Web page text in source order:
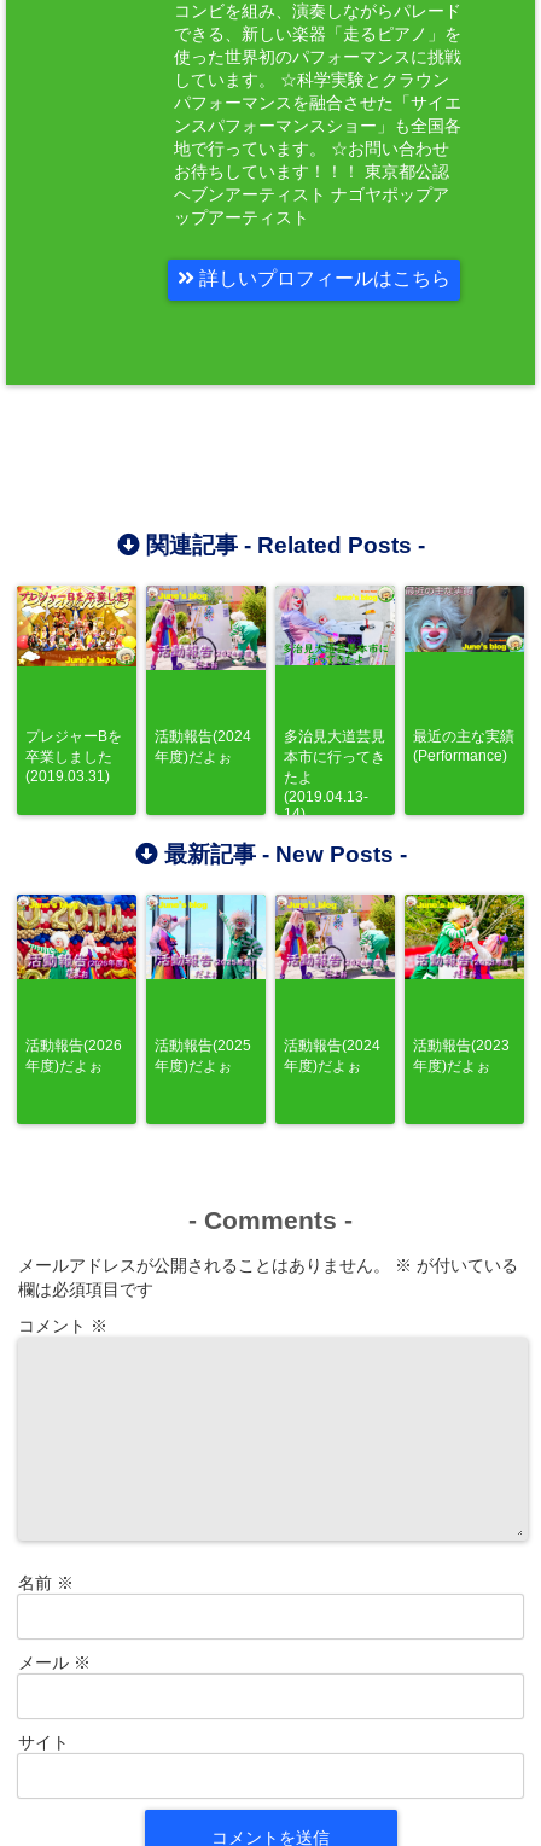
コンビを組み、演奏しながらパレード
できる、新しい楽器「走るピアノ」を
使った世界初のパフォーマンスに挑戦
しています。 ☆科学実験とクラウン
パフォーマンスを融合させた「サイエ
ンスパフォーマンスショー」も全国各
地で行っています。 ☆お問い合わせ
お待ちしています！！！ 東京都公認
ヘブンアーティスト ナゴヤポップア
ップアーティスト
詳しいプロフィールはこちら
関連記事 - Related Posts -
プレジャーBを
卒業しました
(2019.03.31)
活動報告(2024
年度)だよぉ
多治見大道芸見
本市に行ってき
たよ
(2019.04.13-
14)
最近の主な実績
(Performance)
最新記事 - New Posts -
活動報告(2026
年度)だよぉ
活動報告(2025
年度)だよぉ
活動報告(2024
年度)だよぉ
活動報告(2023
年度)だよぉ
- Comments -
メールアドレスが公開されることはありません。 ※ が付いている
欄は必須項目です
コメント ※
名前 ※
メール ※
サイト